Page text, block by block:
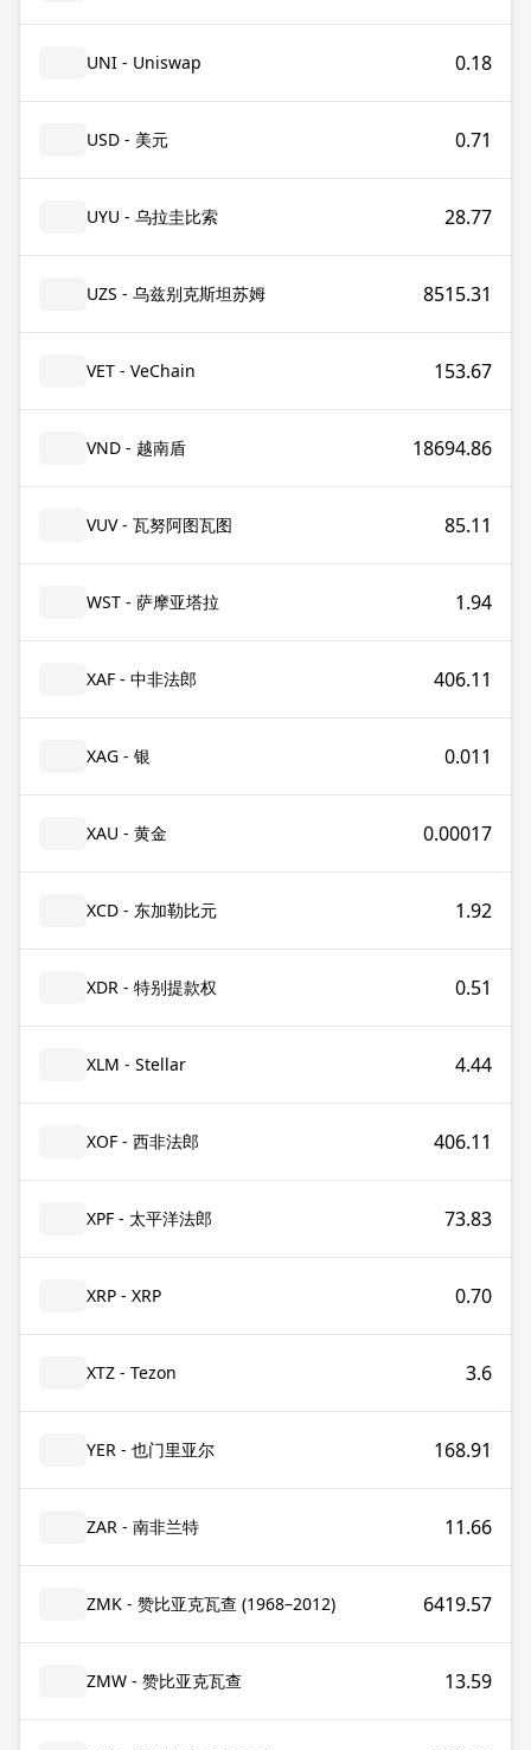
UNI - Uniswap 0.18
USD - 美元 0.71
UYU - 乌拉圭比索 28.77
UZS - 乌兹别克斯坦苏姆 8515.31
VET - VeChain 153.67
VND - 越南盾 18694.86
VUV - 瓦努阿图瓦图 85.11
WST - 萨摩亚塔拉 1.94
XAF - 中非法郎 406.11
XAG - 银 0.011
XAU - 黄金 0.00017
XCD - 东加勒比元 1.92
XDR - 特别提款权 0.51
XLM - Stellar 4.44
XOF - 西非法郎 406.11
XPF - 太平洋法郎 73.83
XRP - XRP 0.70
XTZ - Tezon 3.6
YER - 也门里亚尔 168.91
ZAR - 南非兰特 11.66
ZMK - 赞比亚克瓦查 (1968–2012) 6419.57
ZMW - 赞比亚克瓦查 13.59